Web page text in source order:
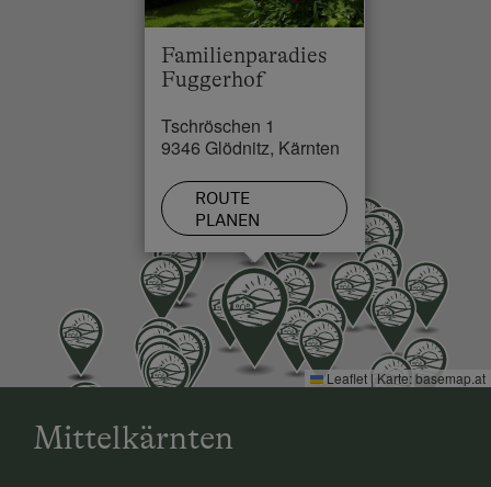
See / Teich in 0.3 km
Skilift in 15 kmFamilienparadies
Fuggerhof
Tschröschen 1
9346 Glödnitz, Kärnten
ROUTE
PLANEN
Leaflet | Karte:basemap.at
Mittelkärnten